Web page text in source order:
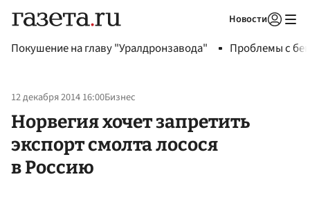
Новости
Покушение на главу "Уралдронзавода" Проблемы с
12 декабря 2014 16:00Бизнес
Норвегия хочет запретить
экспорт смолта лосося
в Россию